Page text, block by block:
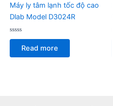
Máy ly tâm lạnh tốc độ cao
Dlab Model D3024R
Rated
of
Read more